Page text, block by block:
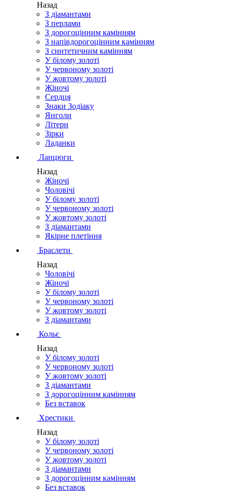
Назад
З діамантами
З перлами
З дорогоцінним камінням
З напівдорогоцінним камінням
З синтетичним камінням
У білому золоті
У червоному золоті
У жовтому золоті
Жіночі
Сердця
Знаки Зодіаку
Янголи
Літери
Зірки
Ладанки
Ланцюги
Назад
Жіночі
Чоловічі
У білому золоті
У червоному золоті
У жовтому золоті
З діамантами
Якірне плетіння
Браслети
Назад
Чоловічі
Жіночі
У білому золоті
У червоному золоті
У жовтому золоті
З діамантами
Кольє
Назад
У білому золоті
У червоному золоті
У жовтому золоті
З діамантами
З дорогоцінним камінням
Без вставок
Хрестики
Назад
У білому золоті
У червоному золоті
У жовтому золоті
З діамантами
З дорогоцінним камінням
Без вставок